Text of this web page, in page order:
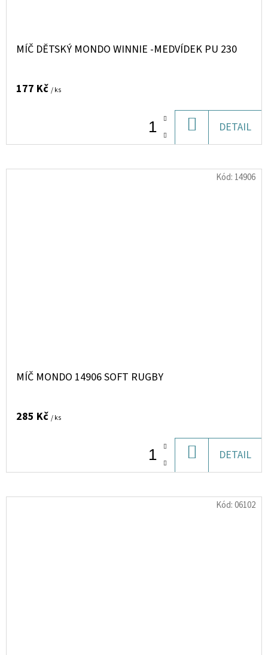
MÍČ DĚTSKÝ MONDO WINNIE -MEDVÍDEK PU 230
177 Kč / ks
KOŠÍKU
DETAIL
MÍČ MONDO 14906 SOFT RUGBY
285 Kč / ks
KOŠÍKU
DETAIL
Kód: 14906
Kód:06102